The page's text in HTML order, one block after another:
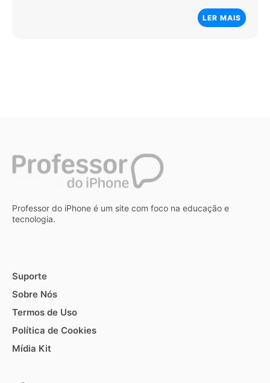
LER MAIS
Professor do iPhone é um site com foco na educação e
tecnologia.
Suporte
Sobre Nós
Termos de Uso
Política de Cookies
Mídia Kit